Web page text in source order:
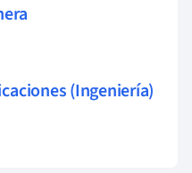
(Ingeniería)